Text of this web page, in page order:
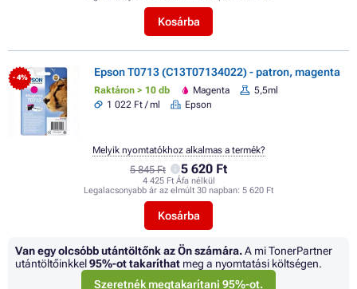
Kosárba
- 4% Epson T0713 (C13T07134022) - patron, magenta
Raktáron > 10 db Magenta
5,5ml
1 022 Ft / ml
Epson
5 845 Ft 5 620 Ft
4 425 Ft Áfa nélkül
Legalacsonyabb ár az elmúlt 30 napban: 5 620 Ft
Kosárba
Melyik nyomtatókhoz alkalmas a termék?
Van egy olcsóbb utántöltőnk az Ön számára.A mi TonerPartner
utántöltőinkkel95%-ot takaríthat meg a nyomtatási költségen.
Szeretnék megtakarítani 95%-ot.